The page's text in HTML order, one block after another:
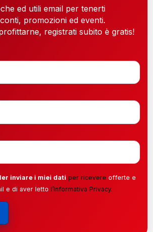
ed utili email per tenerti
promozioni ed eventi.
registrati subito è gratis!
inviare i miei dati per ricevere offerte e
e di aver letto l’Informativa Privacy.